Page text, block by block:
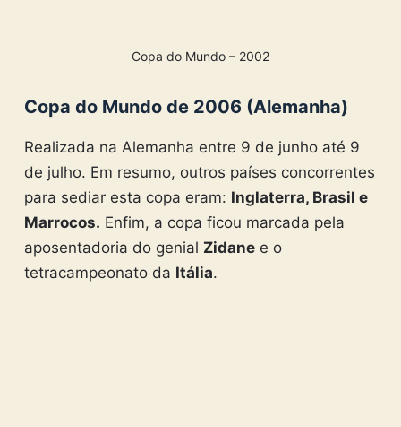
Copa do Mundo – 2002
Copa do Mundo de 2006 (Alemanha)
Realizada na Alemanha entre 9 de junho até 9
de julho. Em resumo, outros países concorrentes
para sediar esta copa eram: Inglaterra, Brasil e
Marrocos. Enfim, a copa ficou marcada pela
aposentadoria do genial Zidanee o
tetracampeonato da Itália.